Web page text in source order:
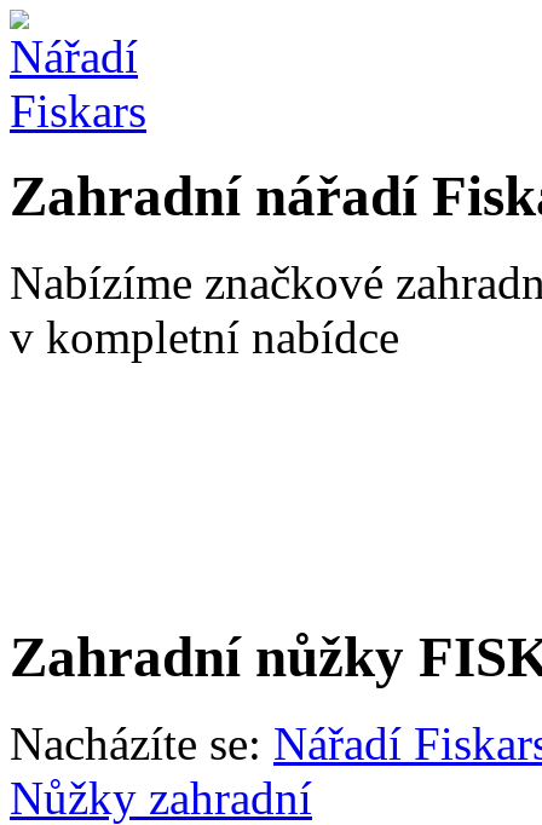
Zahradní nářadí
Nabízíme značkové
v kompletní nabídce
Zahradní nůžky
Nacházíte se: Nářadí
Nůžky zahradní